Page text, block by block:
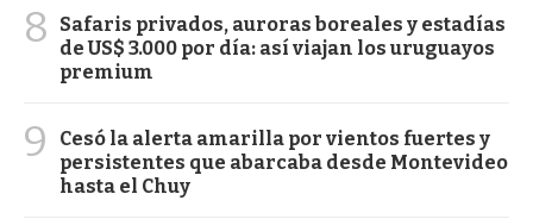
8
Safaris privados, auroras boreales y estadías
de US$ 3.000 por día: así viajan los uruguayos
premium
9
Cesó la alerta amarilla por vientos fuertes y
persistentes que abarcaba desde Montevideo
hasta el Chuy